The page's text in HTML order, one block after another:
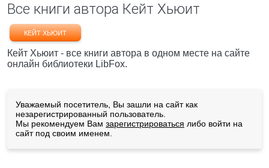
Все книги автора Кейт Хьюит
КЕЙТ ХЬЮИТ
Кейт Хьюит - все книги автора в одном месте на сайте
онлайн библиотеки LibFox.
Уважаемый посетитель, Вы зашли на сайт как
незарегистрированный пользователь.
Мы рекомендуем Вам зарегистрироваться либо войти на
сайт под своим именем.